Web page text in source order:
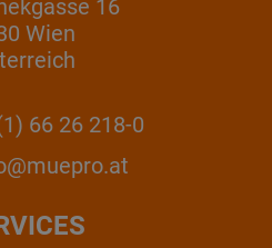
16
Wien
66 26 218-0